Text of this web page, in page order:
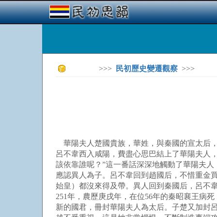
>>> 民初歷史變遷觀察 >>>
華陽夫人楚國貴族，華姓，與秦國的宣太后
呂不韋西入咸陽，費盡心思巴結上了華陽夫人
該依靠誰呢？”這一番話深深地觸動了華陽夫
應認異人為子。呂不韋回到趙國后，不惜重金
始皇）都沒來得及帶。異人回到秦國后，呂不
251年，農歷庚戌年，在位56年的秦昭襄王病死
新的國君，冊封華陽夫人為太后。子楚又加封